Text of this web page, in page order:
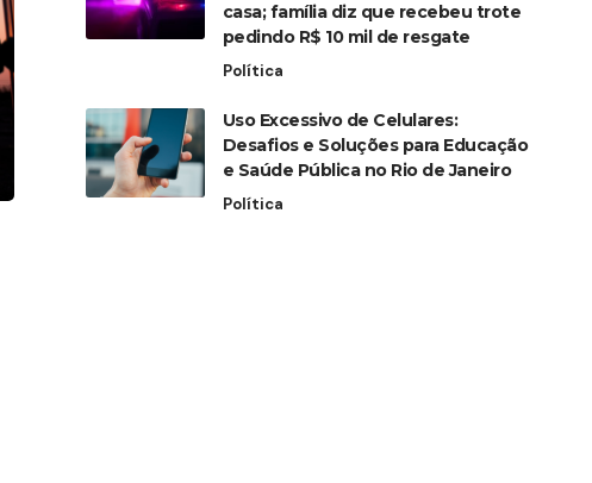
casa; família diz que recebeu trote
pedindo R$ 10 mil de resgate
Política
Uso Excessivo de Celulares:
Desafios e Soluções para Educação
e Saúde Pública no Rio de Janeiro
Política